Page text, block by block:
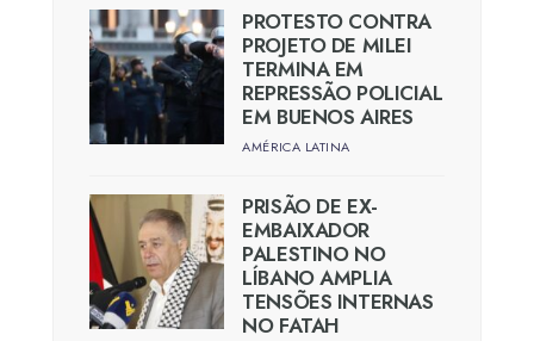
PROTESTO CONTRA
PROJETO DE MILEI
TERMINA EM
REPRESSÃO POLICIAL
EM BUENOS AIRES
AMÉRICA LATINA
PRISÃO DE EX-
EMBAIXADOR
PALESTINO NO
LÍBANO AMPLIA
TENSÕES INTERNAS
NO FATAH